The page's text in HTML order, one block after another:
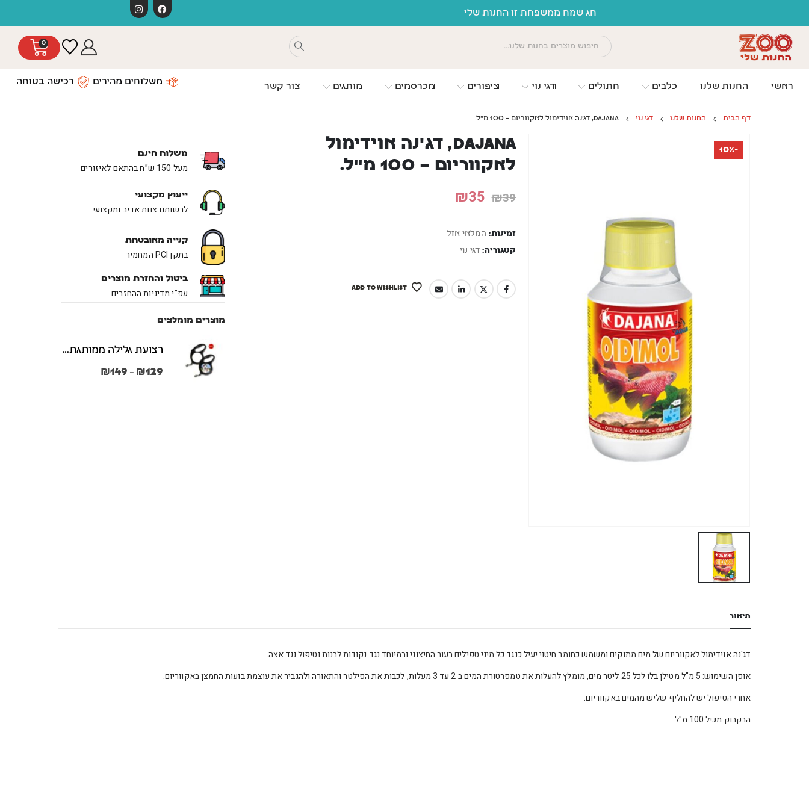
חג שמח ממשפחת זו החנות שלי
0
ראשי החנות שלנו כלבים חתולים דגי נוי ציפורים מכרסמים מותגים צור קשר משלוחים מהירים רכישה בטוחה
דף הבית החנות שלנו דגי נוי DAJANA, דג'נה אוידימול לאקווריום – 100 מ"ל.
-10%
DAJANA, דג'נה אוידימול
לאקווריום – 100 מ"ל.
₪39
₪35
זמינות: המלאי אזל
קטגוריה: דגי נוי
ADD TO WISHLIST
משלוח חינם
מעל 150 ש”ח בהתאם לאיזורים
ייעוץ מקצועי
לרשותנו צוות אדיב ומקצועי
קנייה מאובטחת
בתקן PCI המחמיר
ביטול והחזרת מוצרים
עפ”י מדיניות ההחזרים
מוצרים מומלצים
רצועת גלילה ממותגת משני הצדדים צבע שחור במידות S + M
₪129
–
₪149
תיאור
דג'נה אוידימול לאקווריום של מים מתוקים ומשמש כחומר חיטוי יעיל כנגד כל מיני טפילים בעור החיצוני ובמיוחד נגד נקודות לבנות וטיפול נגד אצה.
אופן השימוש: 5 מ"ל מטילן בלו לכל 25 ליטר מים, מומלץ להעלות את טמפרטורת המים ב 2 עד 3 מעלות, לכבות את הפילטר והתאורה ולהגביר את עוצמת בועות החמצן באקווריום.
אחרי הטיפול יש להחליף שליש מהמים באקווריום.
הבקבוק מכיל 100 מ"ל